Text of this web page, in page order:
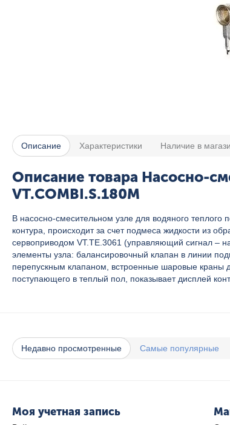
Описание Характеристики Наличие в
Описание товара Насосно-
VT.COMBI.S.180M
В насосно-смесительном узле для водяного
контура, происходит за счет подмеса жидкости из
сервоприводом VT.TE.3061 (управляющий сигнал –
элементы узла: балансировочный клапан в линии
перепускным клапаном, встроенные шаровые краны
поступающего в теплый пол, показывает дисплей
Недавно просмотренные Самые популярные
Моя учетная запись